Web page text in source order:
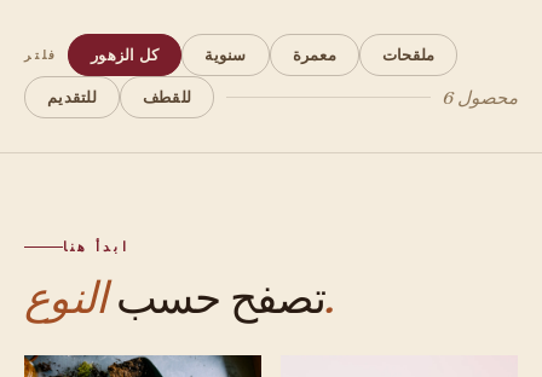
فلتر كل الزهور سنوية معمرة ملقحات
للتقديم للقطف 6 محصول
ابدأ هنا
تصفح حسبالنوع.